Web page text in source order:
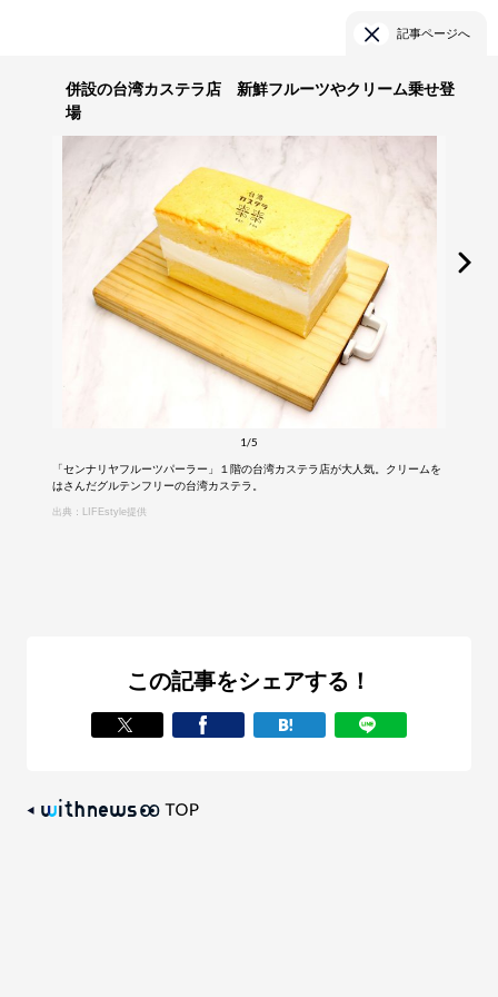
記事ページへ
併設の台湾カステラ店 新鮮フルーツやクリーム乗せ登
場
1/5
「センナリヤフルーツパーラー」１階の台湾カステラ店が大人気。クリームを
はさんだグルテンフリーの台湾カステラ。
出典：LIFEstyle提供
この記事をシェアする！